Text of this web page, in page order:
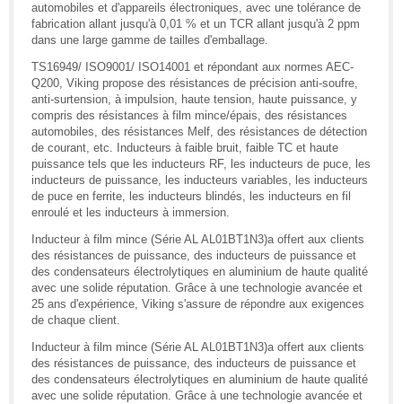
automobiles et d'appareils électroniques, avec une tolérance de
fabrication allant jusqu'à 0,01 % et un TCR allant jusqu'à 2 ppm
dans une large gamme de tailles d'emballage.
TS16949/ ISO9001/ ISO14001 et répondant aux normes AEC-
Q200, Viking propose des résistances de précision anti-soufre,
anti-surtension, à impulsion, haute tension, haute puissance, y
compris des résistances à film mince/épais, des résistances
automobiles, des résistances Melf, des résistances de détection
de courant, etc. Inducteurs à faible bruit, faible TC et haute
puissance tels que les inducteurs RF, les inducteurs de puce, les
inducteurs de puissance, les inducteurs variables, les inducteurs
de puce en ferrite, les inducteurs blindés, les inducteurs en fil
enroulé et les inducteurs à immersion.
Inducteur à film mince (Série AL AL01BT1N3)a offert aux clients
des résistances de puissance, des inducteurs de puissance et
des condensateurs électrolytiques en aluminium de haute qualité
avec une solide réputation. Grâce à une technologie avancée et
25 ans d'expérience, Viking s'assure de répondre aux exigences
de chaque client.
Inducteur à film mince (Série AL AL01BT1N3)a offert aux clients
des résistances de puissance, des inducteurs de puissance et
des condensateurs électrolytiques en aluminium de haute qualité
avec une solide réputation. Grâce à une technologie avancée et